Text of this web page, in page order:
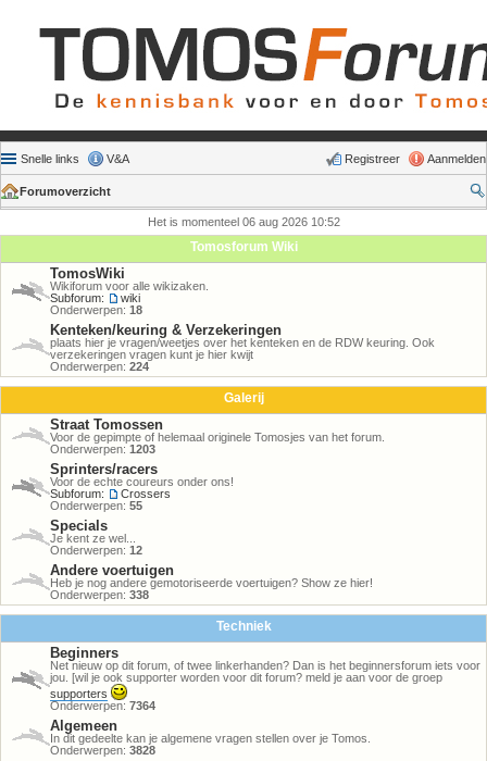
Snelle links V&A Aanmelden
Registreer
Forumoverzicht
Het is momenteel 06 aug 2026 10:52
Tomosforum Wiki
TomosWiki
Wikiforum voor alle wikizaken.
Subforum:
wiki
Onderwerpen: 18
Kenteken/keuring & Verzekeringen
plaats hier je vragen/weetjes over het kenteken en de RDW keuring. Ook
verzekeringen vragen kunt je hier kwijt
Onderwerpen: 224
Galerij
Straat Tomossen
Voor de gepimpte of helemaal originele Tomosjes van het forum.
Onderwerpen: 1203
Sprinters/racers
Voor de echte coureurs onder ons!
Subforum:
Crossers
Onderwerpen: 55
Specials
Je kent ze wel...
Onderwerpen: 12
Andere voertuigen
Heb je nog andere gemotoriseerde voertuigen? Show ze hier!
Onderwerpen: 338
Techniek
Beginners
Net nieuw op dit forum, of twee linkerhanden? Dan is het beginnersforum iets voor
jou. [wil je ook supporter worden voor dit forum? meld je aan voor de groep
supporters
Onderwerpen: 7364
Algemeen
In dit gedeelte kan je algemene vragen stellen over je Tomos.
Onderwerpen: 3828